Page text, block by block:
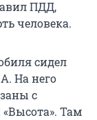
ПДД,
человека.
сидел
На него
с
Там